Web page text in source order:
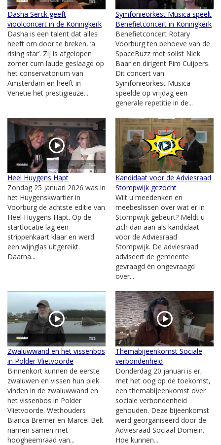
Dasha Serck geeft
vioolconcert in de Koningkerk
Dasha is een talent dat alles
heeft om door te breken, ‘a
rising star’. Zij is afgelopen
zomer cum laude geslaagd op
het conservatorium van
Amsterdam en heeft in
Venetië het prestigieuze...
Symfonieorkest Musica speelt
Benefietconcert in Koningkerk
Benefietconcert Rotary
Voorburg ten behoeve van de
SpaceBuzz met solist Niek
Baar en dirigent Pim Cuijpers.
Dit concert van
Symfonieorkest Musica
speelde op vrijdag een
generale repetitie in de...
Heel Huygens Hapt
Zondag 25 januari 2026 was in
het Huygenskwartier in
Voorburg de achtste editie van
Heel Huygens Hapt. Op de
startlocatie lag een
strippenkaart klaar en werd
een wijnglas uitgereikt.
Daarna...
Kandidaat voor de Adviesraad
Stompwijk gezocht
Wilt u meedenken en
meebeslissen over wat er in
Stompwijk gebeurt? Meldt u
zich dan aan als kandidaat
voor de Adviesraad
Stompwijk. De adviesraad
adviseert de gemeente
gevraagd én ongevraagd
over...
Zwaluwwand en het vissenbos
in Polder Vlietvoorde
Binnenkort kunnen de eerste
zwaluwen en vissen hun plek
vinden in de zwaluwwand en
het vissenbos in Polder
Vlietvoorde. Wethouders
Bianca Bremer en Marcel Belt
namen samen met
hoogheemraad van...
Themabijeenkomst Sociale
verbondenheid
Donderdag 20 januari is er,
met het oog op de toekomst,
een themabijeenkomst over
sociale verbondenheid
gehouden. Deze bijeenkomst
werd georganiseerd door de
Adviesraad Sociaal Domein.
Hoe kunnen...